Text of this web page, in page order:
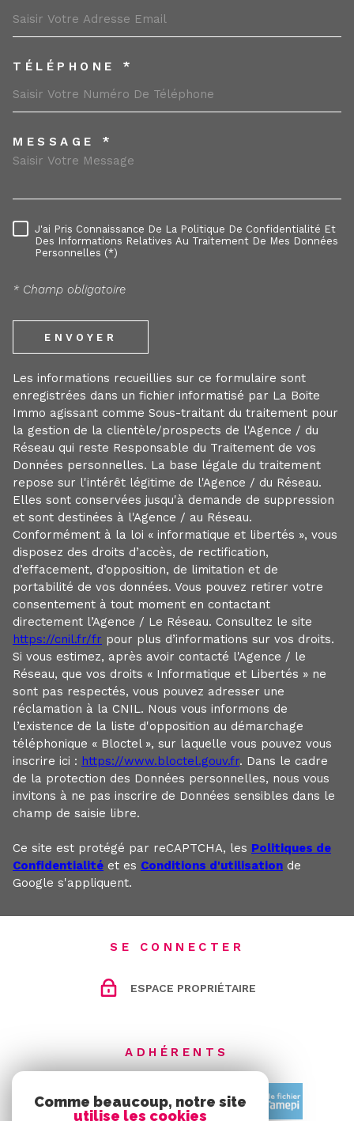
TÉLÉPHONE *
TRAD_MELTEM_VOREDEMANDE
MESSAGE *
RÈGLEMENTATION
J'ai Pris Connaissance De La Politique De Confidentialité Et
Des Informations Relatives Au Traitement De Mes Données
Personnelles (*)
* Champ obligatoire
ENVOYER
Les informations recueillies sur ce formulaire sont
enregistrées dans un fichier informatisé par La Boite
Immo agissant comme Sous-traitant du traitement pour
la gestion de la clientèle/prospects de l'Agence / du
Réseau qui reste Responsable du Traitement de vos
Données personnelles. La base légale du traitement
repose sur l'intérêt légitime de l'Agence / du Réseau.
Elles sont conservées jusqu'à demande de suppression
et sont destinées à l'Agence / au Réseau.
Conformément à la loi « informatique et libertés », vous
disposez des droits d’accès, de rectification,
d’effacement, d’opposition, de limitation et de
portabilité de vos données. Vous pouvez retirer votre
consentement à tout moment en contactant
directement l’Agence / Le Réseau. Consultez le site
https://cnil.fr/fr pour plus d’informations sur vos droits.
Si vous estimez, après avoir contacté l'Agence / le
Réseau, que vos droits « Informatique et Libertés » ne
sont pas respectés, vous pouvez adresser une
réclamation à la CNIL. Nous vous informons de
l’existence de la liste d'opposition au démarchage
téléphonique « Bloctel », sur laquelle vous pouvez vous
inscrire ici : https://www.bloctel.gouv.fr. Dans le cadre
de la protection des Données personnelles, nous vous
invitons à ne pas inscrire de Données sensibles dans le
champ de saisie libre.
Ce site est protégé par reCAPTCHA, les Politiques de
Confidentialité et es Conditions d'utilisation de
Google s'appliquent.
SE CONNECTER
ESPACE PROPRIÉTAIRE
ADHÉRENTS
Comme beaucoup, notre site
utilise les cookies